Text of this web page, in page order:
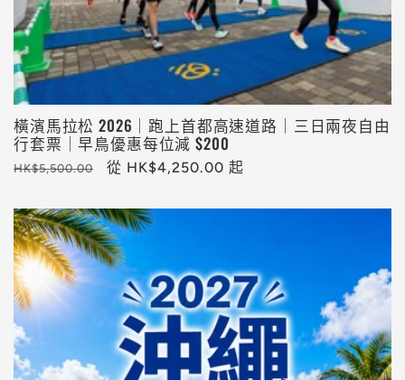
橫濱馬拉松 2026｜跑上首都高速道路｜三日兩夜自由
行套票｜早鳥優惠每位減 $200
定
HK$5,500.00
售
從 HK$4,250.00 起